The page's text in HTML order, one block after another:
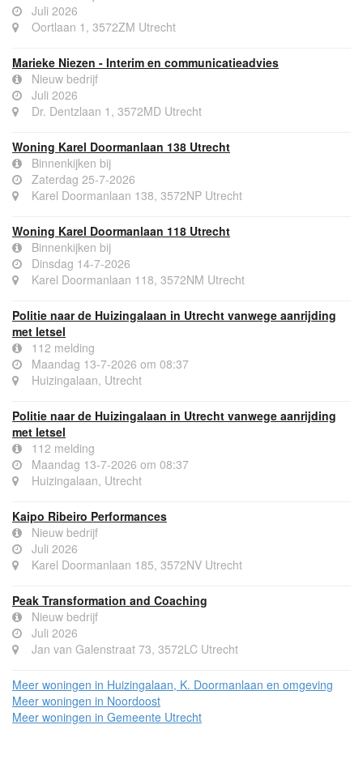
Nieuw bedrijf
Juli 2026
Marieke Niezen - Interim en communicatieadvies
Nieuw bedrijf
Juli 2026
Woning Karel Doormanlaan 138 Utrecht
Binnenkijken bij
Zaterdag 25-7-2026
Woning Karel Doormanlaan 118 Utrecht
Binnenkijken bij
Dinsdag 14-7-2026
Politie naar de Huizingalaan in Utrecht vanwege aanrijding
met letsel
112 melding
Maandag 13-7-2026 om 08:37
Politie naar de Huizingalaan in Utrecht vanwege aanrijding
met letsel
112 melding
Maandag 13-7-2026 om 08:37
Kaipo Ribeiro Performances
Nieuw bedrijf
Juli 2026
Peak Transformation and Coaching
Nieuw bedrijf
Juli 2026
Meer woningen in Huizingalaan, K. Doormanlaan en omgeving
Meer woningen in Noordoost